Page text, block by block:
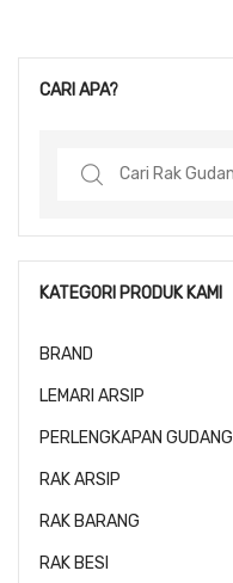
CARI APA?
Search
KATEGORI PRODUK KAMI
BRAND
LEMARI ARSIP
PERLENGKAPAN GUDANG
RAK ARSIP
RAK BARANG
RAK BESI